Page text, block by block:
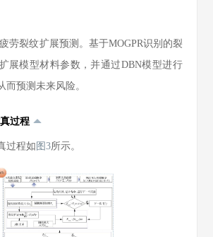
劳裂纹扩展预测。基于MOGPR识别的裂
展模型材料参数，并通过DBN模型进行
而预测未来风险。
过程
过程如 图3所示。